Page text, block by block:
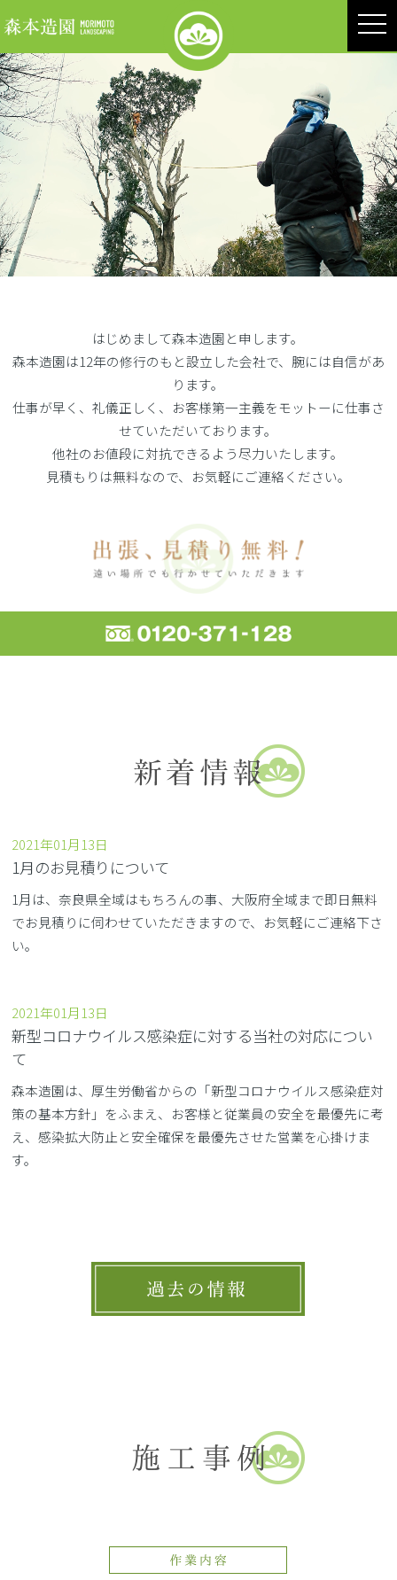
はじめまして森本造園と申します。
森本造園は12年の修行のもと設立した会社で、腕には自信があ
ります。
仕事が早く、礼儀正しく、お客様第一主義をモットーに仕事さ
せていただいております。
他社のお値段に対抗できるよう尽力いたします。
見積もりは無料なので、お気軽にご連絡ください。
2021年01月13日
1月のお見積りについて
1月は、奈良県全域はもちろんの事、大阪府全域まで即日無料
でお見積りに伺わせていただきますので、お気軽にご連絡下さ
い。
2021年01月13日
新型コロナウイルス感染症に対する当社の対応につい
て
森本造園は、厚生労働省からの「新型コロナウイルス感染症対
策の基本方針」をふまえ、お客様と従業員の安全を最優先に考
え、感染拡大防止と安全確保を最優先させた営業を心掛けま
す。